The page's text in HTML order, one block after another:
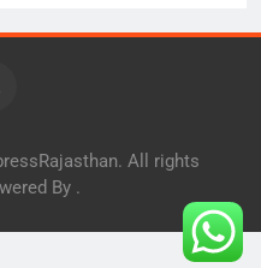
All rights
By .